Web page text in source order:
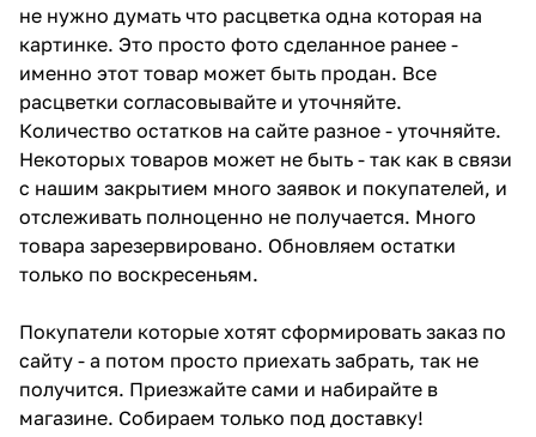
не нужно думать что расцветка одна которая на
картинке. Это просто фото сделанное ранее -
именно этот товар может быть продан. Все
расцветки согласовывайте и уточняйте.
Количество остатков на сайте разное - уточняйте.
Некоторых товаров может не быть - так как в связи
с нашим закрытием много заявок и покупателей, и
отслеживать полноценно не получается. Много
товара зарезервировано. Обновляем остатки
только по воскресеньям.
Покупатели которые хотят сформировать заказ по
сайту - а потом просто приехать забрать, так не
получится. Приезжайте сами и набирайте в
магазине. Собираем только под доставку!